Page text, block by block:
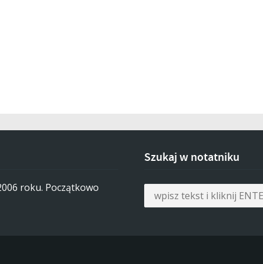
roku. Początkowo
Szukaj w notatniku